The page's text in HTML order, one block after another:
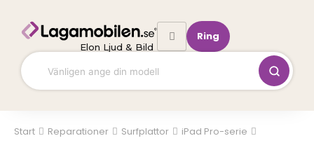
innehåll
Elon Ljud & Bild
Ring
Start Surfplattor
iPad Pro-serie